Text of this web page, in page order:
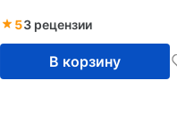
ФГОС ОВЗ
53 рецензии
В корзину